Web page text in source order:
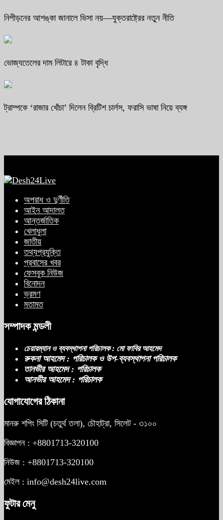
নিপীড়নের আশঙ্কা জানালে ভিসা নয়—যুক্তরাষ্ট্রের নতুন নীতি
ভোজ্যতেলের দাম লিটারে ৪ টাকা বৃদ্ধি
ট্রাম্পকে ‘রাজার খোঁচা’ দিলেন ব্রিটিশ চার্লস, ফরাসি ভাষা নিয়ে ব্যঙ্গ
অপরাধ ও দুর্ণীতি
আইন আদালত
আন্তর্জাতিক
খেলাধুলা
জাতীয়
তথ্যপ্রযুক্তি
প্রবাসের খবর
ফেসবুক নিউজ
বিনোদন
ভ্রমণ
মতামত
সম্পাদক মন্ডলী
চেয়ারম্যান ও ব্যবস্থাপনা পরিচালক : মো ফাবির আহমেদ
রুকনা আহমেদ : পরিচালক ও উপ-ব্যবস্থাপনা পরিচালক
তানভীর আহমেদ : পরিচালক
আনভীর আহমেদ : পরিচালক
যোগাযোগের ঠিকানা
মানরু শপিং সিটি (চতুর্থ তলা), চৌহাট্রা, সিলেট - ৩১০০
বিজ্ঞাপন : +8801713-320100
নিউজ : +8801713-320100
মেইল : info@desh24live.com
ফুটার মেনু